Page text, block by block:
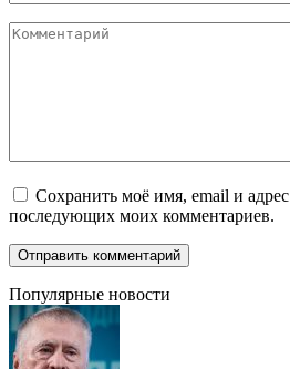
Комментарий
Сохранить моё имя, email и адрес
последующих моих комментариев.
Популярные новости